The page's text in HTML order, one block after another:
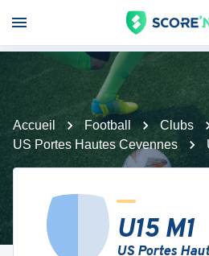
Accueil Football Clubs
US Portes Hautes Cevennes
U15 M1
US Portes